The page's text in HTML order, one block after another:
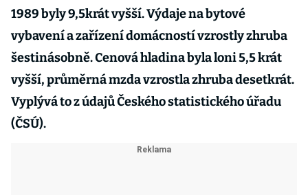
1989 byly 9,5krát vyšší. Výdaje na bytové
vybavení a zařízení domácností vzrostly zhruba
šestinásobně. Cenová hladina byla loni 5,5 krát
vyšší, průměrná mzda vzrostla zhruba desetkrát.
Vyplývá to z údajů Českého statistického úřadu
(ČSÚ).